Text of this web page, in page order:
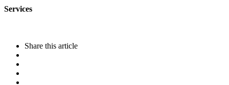
Services
Share this article